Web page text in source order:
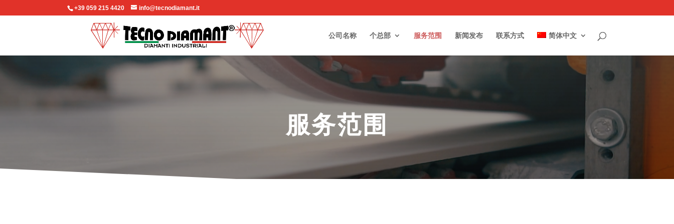
+39 059 215 4420 info@tecnodiamant.it
公司名称 个总部 服务范围 新闻发布 联系方式 简体中文
服务范围